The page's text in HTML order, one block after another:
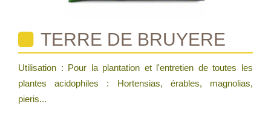
TERRE DE BRUYERE
Utilisation : Pour la plantation et l'entretien de toutes les
plantes acidophiles : Hortensias, érables, magnolias,
pieris...